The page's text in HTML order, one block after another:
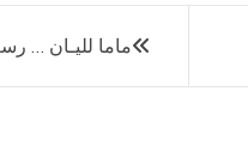
ماما لليـان …